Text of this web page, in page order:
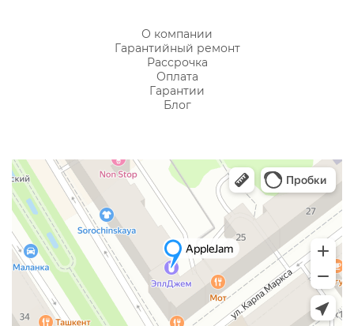
О компании
Гарантийный ремонт
Рассрочка
Оплата
Гарантии
Блог